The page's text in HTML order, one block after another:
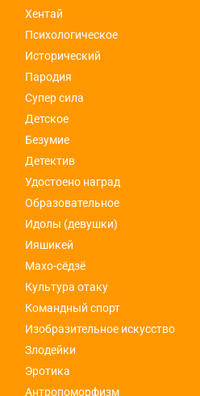
Хентай
Психологическое
Исторический
Пародия
Супер сила
Детское
Безумие
Детектив
Удостоено наград
Образовательное
Идолы (девушки)
Ияшикей
Махо-сёдзё
Культура отаку
Командный спорт
Изобразительное искусство
Злодейки
Эротика
Антропоморфизм